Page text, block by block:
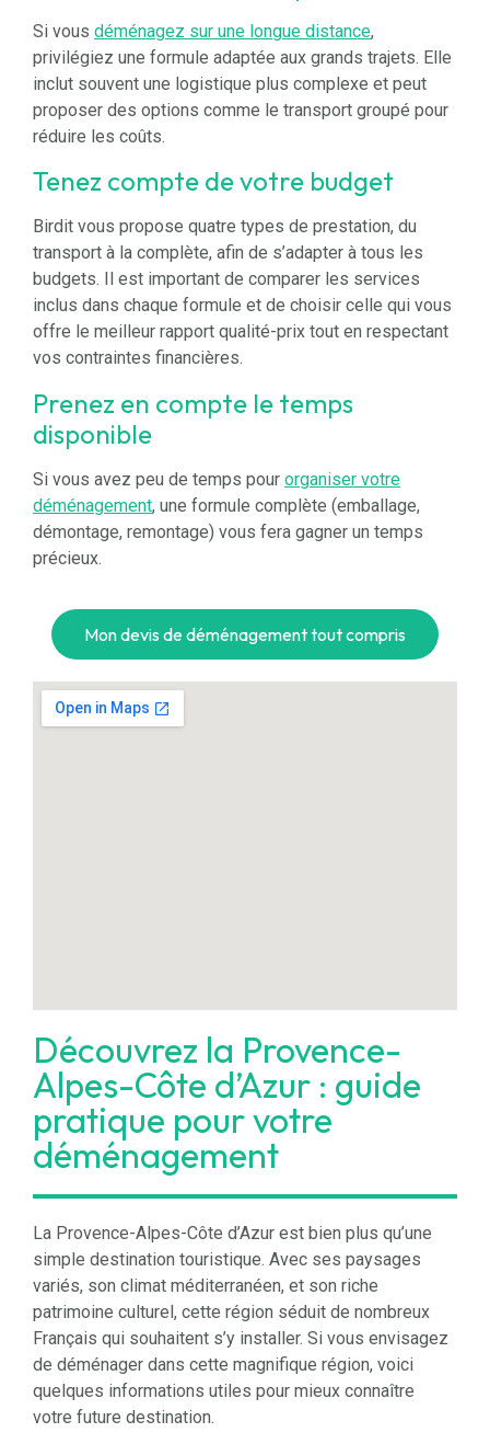
Si vous déménagez sur une longue distance,
privilégiez une formule adaptée aux grands trajets. Elle
inclut souvent une logistique plus complexe et peut
proposer des options comme le transport groupé pour
réduire les coûts.
Tenez compte de votre budget
Birdit vous propose quatre types de prestation, du
transport à la complète, afin de s’adapter à tous les
budgets. Il est important de comparer les services
inclus dans chaque formule et de choisir celle qui vous
offre le meilleur rapport qualité-prix tout en respectant
vos contraintes financières.
Prenez en compte le temps
disponible
Si vous avez peu de temps pour organiser votre
déménagement, une formule complète (emballage,
démontage, remontage) vous fera gagner un temps
précieux.
Mon devis de déménagement tout compris
Découvrez la Provence-
Alpes-Côte d’Azur : guide
pratique pour votre
déménagement
La Provence-Alpes-Côte d’Azur est bien plus qu’une
simple destination touristique. Avec ses paysages
variés, son climat méditerranéen, et son riche
patrimoine culturel, cette région séduit de nombreux
Français qui souhaitent s’y installer. Si vous envisagez
de déménager dans cette magnifique région, voici
quelques informations utiles pour mieux connaître
votre future destination.